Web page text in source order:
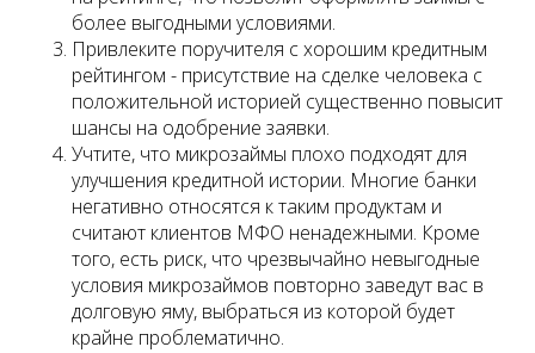
более выгодными условиями.
Привлеките поручителя с хорошим кредитным
рейтингом - присутствие на сделке человека с
положительной историей существенно повысит
шансы на одобрение заявки.
Учтите, что микрозаймы плохо подходят для
улучшения кредитной истории. Многие банки
негативно относятся к таким продуктам и
считают клиентов МФО ненадежными. Кроме
того, есть риск, что чрезвычайно невыгодные
условия микрозаймов повторно заведут вас в
долговую яму, выбраться из которой будет
крайне проблематично.